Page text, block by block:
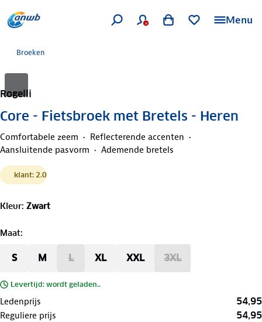
Menu
Broeken
Rogelli
Core - Fietsbroek met Bretels - Heren
Comfortabele zeem
Reflecterende accenten
Aansluitende pasvorm
Ademende bretels
klant: 2.0
Kleur: Zwart
Maat:
S M L XL XXL 3XL
Levertijd: wordt geladen..
Ledenprijs 54,95
Reguliere prijs 54,95